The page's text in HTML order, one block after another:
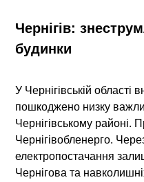
Чернігів:
будинки
У Чернігівській області
пошкоджено низку
Чернігівському районі.
Чернігівобленерго.
електропостачання
Чернігова та